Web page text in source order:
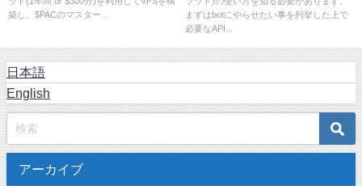
築し、$PACのマスター...
まずはbotにやらせたい事を列挙した上で
必要なAPI...
日本語
English
アーカイブ